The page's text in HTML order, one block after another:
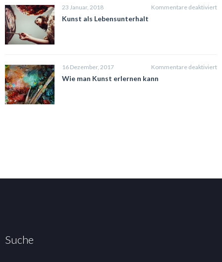
23 Januar, 2018 Kommentare deaktiviert
Kunst als Lebensunterhalt
16 Dezember, 2017 Kommentare deaktiviert
Wie man Kunst erlernen kann
Suche